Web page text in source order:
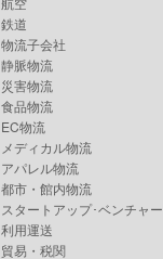
鉄道
物流子会社
静脈物流
災害物流
食品物流
EC物流
メディカル物流
アパレル物流
都市・館内物流
スタートアップ･ベンチャー
利用運送
貿易・税関